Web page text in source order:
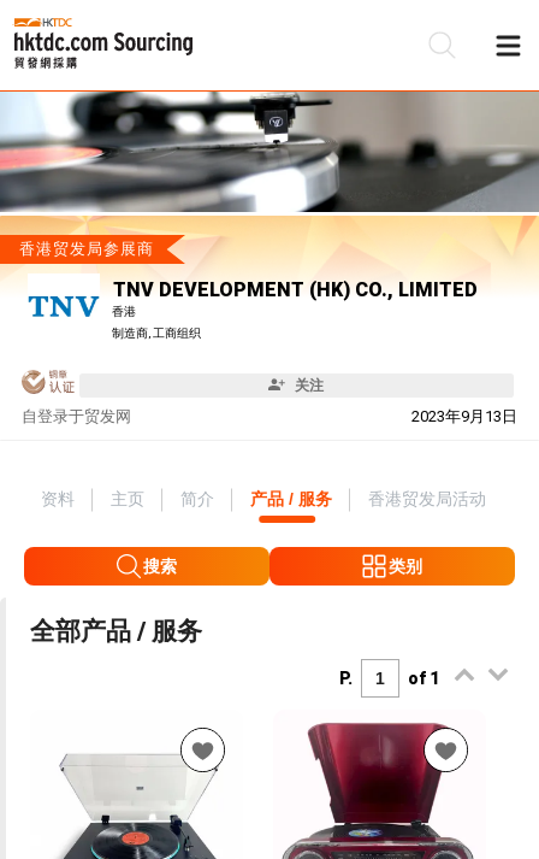
香港贸发局参展商
TNV DEVELOPMENT (HK) CO., LIMITED
香港
制造商, 工商组织
关注
自 2023年9月13日
登录于贸发网
资料 主页 简介 产品 / 服务 香港贸发局活动
搜索 类别
全部产品 / 服务
P. of 1